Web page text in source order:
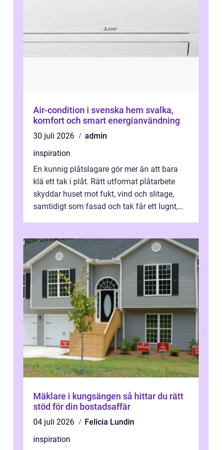
Air-condition i svenska hem svalka,
komfort och smart energianvändning
30 juli 2026
admin
inspiration
En kunnig plåtslagare gör mer än att bara
klä ett tak i plåt. Rätt utformat plåtarbete
skyddar huset mot fukt, vind och slitage,
samtidigt som fasad och tak får ett lugnt,
Mäklare i kungsängen så hittar du rätt
stöd för din bostadsaffär
04 juli 2026
Felicia Lundin
inspiration